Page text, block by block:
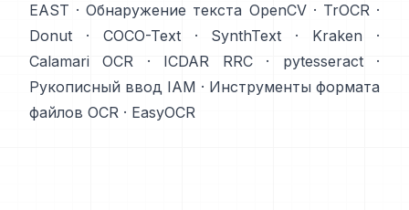
EAST ·Обнаружение текста OpenCV· TrOCR·
Donut · COCO-Text· SynthText · Kraken ·
Calamari OCR · ICDAR RRC· pytesseract·
Рукописный ввод IAM · Инструменты формата
файлов OCR · EasyOCR